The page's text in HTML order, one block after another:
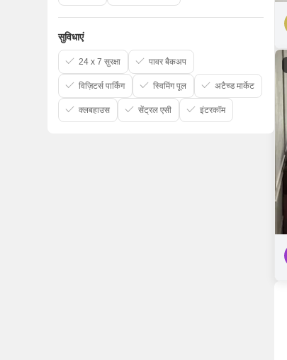
सुविधाएं
24 x 7 सुरक्षा पावर बैकअप
विज़िटर्स पार्किंग स्विमिंग पूल अटैच्ड मार्केट
क्लबहाउस सेंट्रल एसी इंटरकॉम